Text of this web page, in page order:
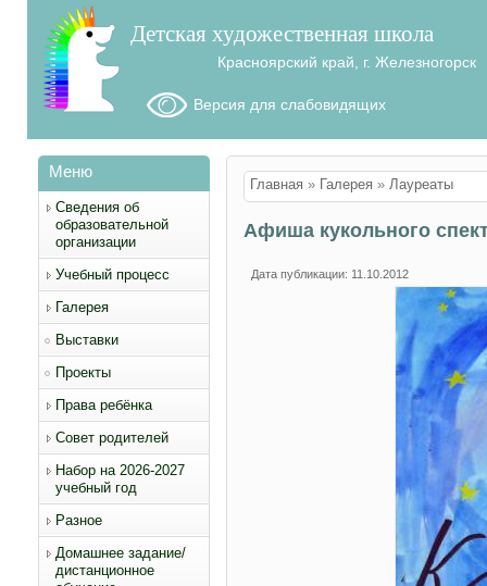
Детская художественная школа
Красноярский край, г. Железногорск
Версия для слабовидящих
Меню
Сведения об
образовательной
организации
Учебный процесс
Галерея
Выставки
Проекты
Права ребёнка
Совет родителей
Набор на 2026-2027
учебный год
Разное
Домашнее задание/
дистанционное
Вы здесь
Главная » Галерея » Лауреаты
Афиша кукольного
Дата публикации: 11.10.2012